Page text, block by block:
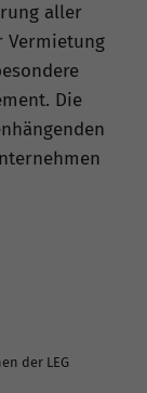
aller
Vermietung
Die
der LEG